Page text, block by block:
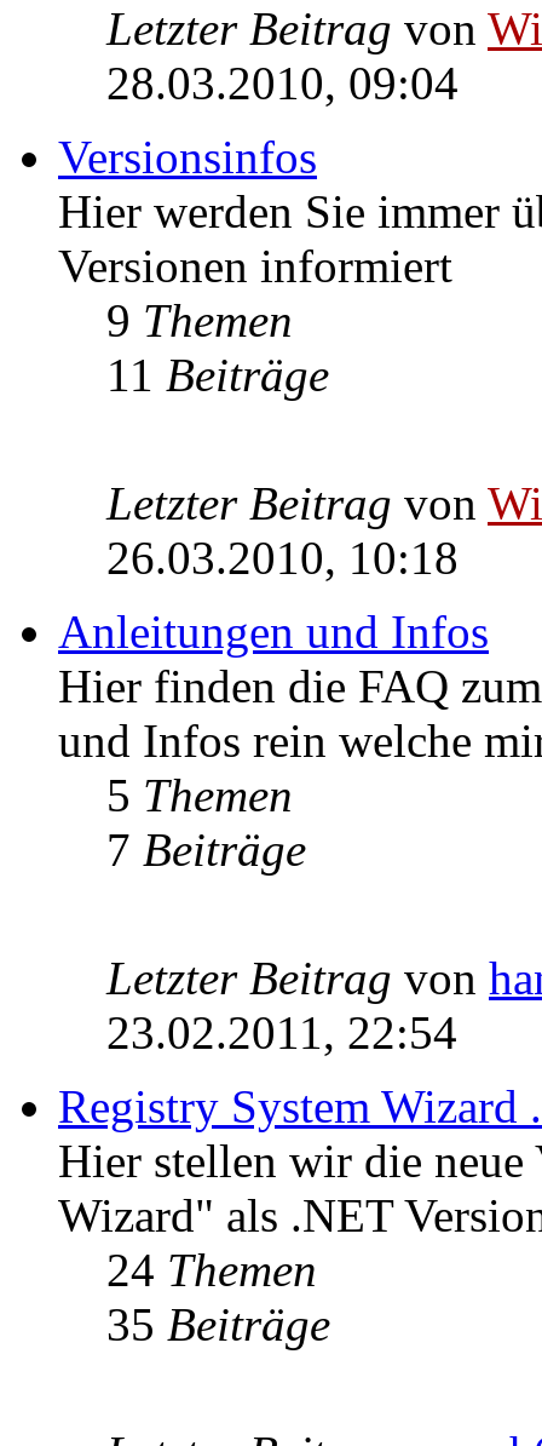
Letzter Beitrag von
28.03.2010, 09:04
Versionsinfos
Hier werden Sie immer
Versionen informiert
9 Themen
11 Beiträge
Letzter Beitrag von
26.03.2010, 10:18
Anleitungen und Infos
Hier finden die FAQ
und Infos rein welche
5 Themen
7 Beiträge
Letzter Beitrag von
23.02.2011, 22:54
Registry System Wizard
Hier stellen wir die neue
Wizard" als .NET
24 Themen
35 Beiträge